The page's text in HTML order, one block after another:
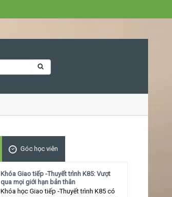
Góc học viên
Khóa Giao tiếp -Thuyết trình K85: Vượt
qua mọi giới hạn bản thân
Khóa học Giao tiếp -Thuyết trình K85 có